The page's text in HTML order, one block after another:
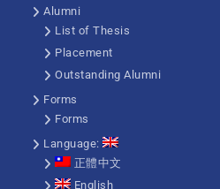
Alumni
List of Thesis
Placement
Outstanding Alumni
Forms
Forms
Language:
正體中文
English